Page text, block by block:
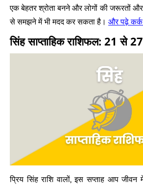
एक बेहतर श्रोता बनने और लोगों की जरूरतों और
से समझने में भी मदद कर सकता है। और पढ़े कर्क
सिंह साप्ताहिक राशिफल: 21 से
प्रिय सिंह राशि वालों, इस सप्ताह आप